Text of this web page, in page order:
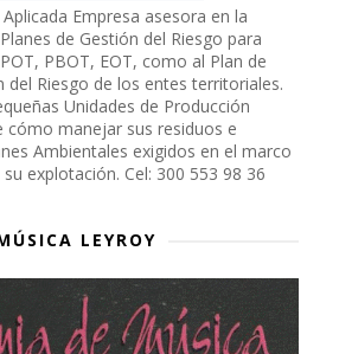
Empresa asesora en la
de Gestión del Riesgo para
PBOT, EOT, como al Plan de
Riesgo de los entes territoriales.
Unidades de Producción
cómo manejar sus residuos e
Ambientales exigidos en el marco
explotación. Cel: 300 553 98 36
LEYROY